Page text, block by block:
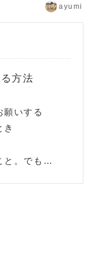
ayumi
方法
いする
と。でも…